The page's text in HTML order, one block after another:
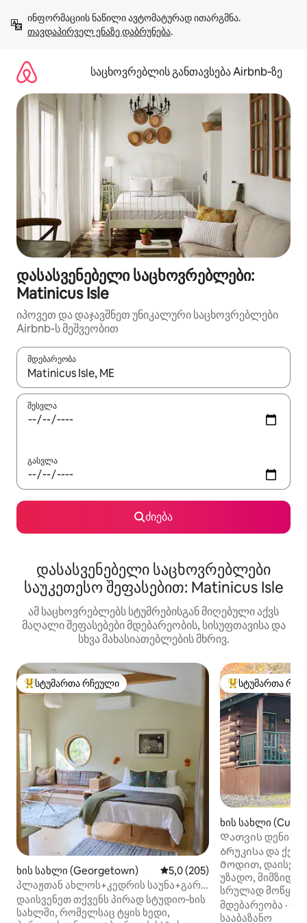
გადასვლა
თავდაპირველ ენაზე დაბრუნება.
საცხოვრებლის განთავსება Airbnb‑ზე
დასასვენებელი საცხოვრებლები:
Matinicus Isle
იპოვეთ და დაჯავშნეთ უნიკალური საცხოვრებლები
Airbnb-ს მეშვეობით
მდებარეობა
როცა შედეგები ხელმისაწვდომი გახდება, ნავიგაციისთვის
შესვლა
გასვლა
ძიება
დასასვენებელი საცხოვრებლები
საუკეთესო შეფასებით: Matinicus Isle
ამ საცხოვრებლებს სტუმრებისგან მიღებული აქვს
მაღალი შეფასებები მდებარეობის, სისუფთავისა და
სხვა მახასიათებლების მხრივ.
სტუმართა რჩეული მოწინავე ვარიანტი
სტუმართა რჩეული
ხის სახლი (Georgetown) საშუალო შეფასებაა 5‑დან
5,0 (205)
პლაჟთან ახლოს+კედრის საუნა+გარე
საშხაპე+ტბორა+კოცონის დასანთები
ადგილი
დაისვენეთ თქვენს პირად სტუდიო‑ხის
სახლში, რომელსაც ტყის ხედი,
სტუმართა
სტუმართა
ხის სახლი
Დათვის დენი
სტუდიო მენის
Ბრუკისა და
Მოდით,
უზადო,
სრულად
სახლით! Ეს პატარა სტუდიო
მდებარეობს 13
მდებარეობა ·
სააბაზანო